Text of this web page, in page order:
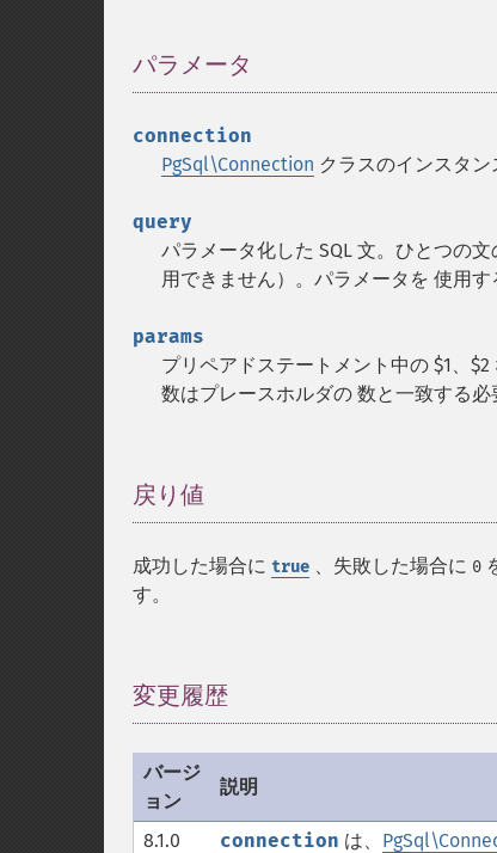
パラメータ
connection
PgSql\Connection クラスのインスタン
query
パラメータ化した SQL 文。ひとつの
用できません）。パラメータを 使用す
params
プリペアドステートメント中の $1、
数はプレースホルダの 数と一致する必
戻り値
成功した場合に true 、失敗した場合に 0
す。
変更履歴
バージ
ョン
説明
8.1.0 connection は、